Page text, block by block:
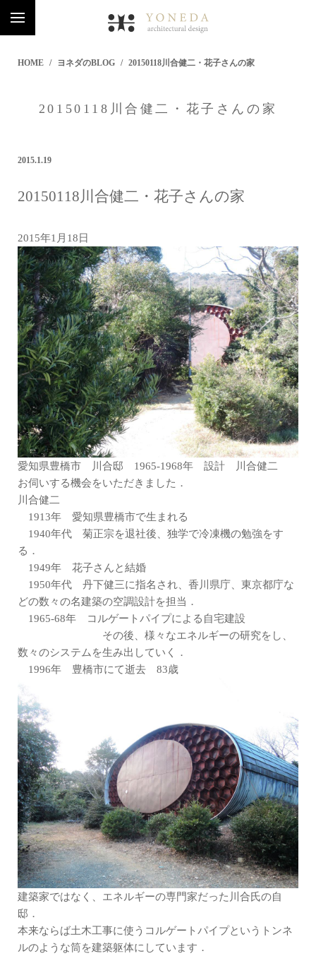
HOME ヨネダのBLOG 20150118川合健二・花子さんの家
20150118川合健二・花子さんの家
2015.1.19
20150118川合健二・花子さんの家
2015年1月18日
愛知県豊橋市 川合邸 1965-1968年 設計 川合健二
お伺いする機会をいただきました．
川合健二
1913年 愛知県豊橋市で生まれる
1940年代 菊正宗を退社後、独学で冷凍機の勉強をす
る．
1949年 花子さんと結婚
1950年代 丹下健三に指名され、香川県庁、東京都庁な
どの数々の名建築の空調設計を担当．
1965-68年 コルゲートパイプによる自宅建設
その後、様々なエネルギーの研究をし、
数々のシステムを生み出していく．
1996年 豊橋市にて逝去 83歳
建築家ではなく、エネルギーの専門家だった川合氏の自
邸．
本来ならば土木工事に使うコルゲートパイプというトンネ
ルのような筒を建築躯体にしています．